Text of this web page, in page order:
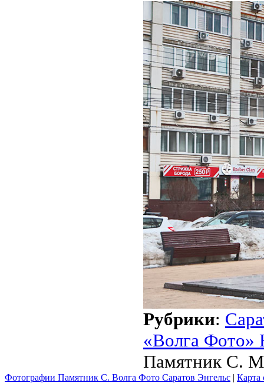
Рубрики:
«Волга Фото»
Памятник С.
Фотографии Памятник С. Волга Фото Саратов Энгельс | Карта